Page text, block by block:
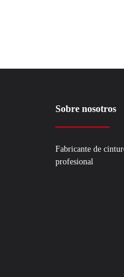
Sobre nosotros
Fabricante de
profesional